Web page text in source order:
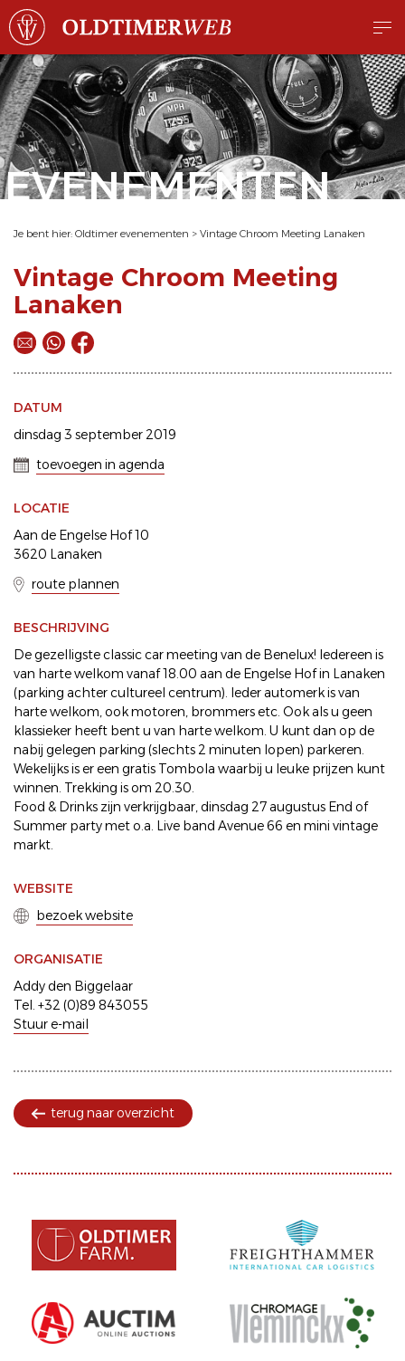
EVENEMENTEN
Je bent hier: Oldtimer evenementen > Vintage Chroom Meeting Lanaken
Vintage Chroom Meeting
Lanaken
DATUM
dinsdag 3 september 2019
toevoegen in agenda
LOCATIE
Aan de Engelse Hof 10
3620 Lanaken
route plannen
BESCHRIJVING
De gezelligste classic car meeting van de Benelux! Iedereen is
van harte welkom vanaf 18.00 aan de Engelse Hof in Lanaken
(parking achter cultureel centrum). Ieder automerk is van
harte welkom, ook motoren, brommers etc. Ook als u geen
klassieker heeft bent u van harte welkom. U kunt dan op de
nabij gelegen parking (slechts 2 minuten lopen) parkeren.
Wekelijks is er een gratis Tombola waarbij u leuke prijzen kunt
winnen. Trekking is om 20.30.
Food & Drinks zijn verkrijgbaar, dinsdag 27 augustus End of
Summer party met o.a. Live band Avenue 66 en mini vintage
markt.
WEBSITE
bezoek website
ORGANISATIE
Addy den Biggelaar
Tel. +32 (0)89 843055
Stuur e-mail
terug naar overzicht